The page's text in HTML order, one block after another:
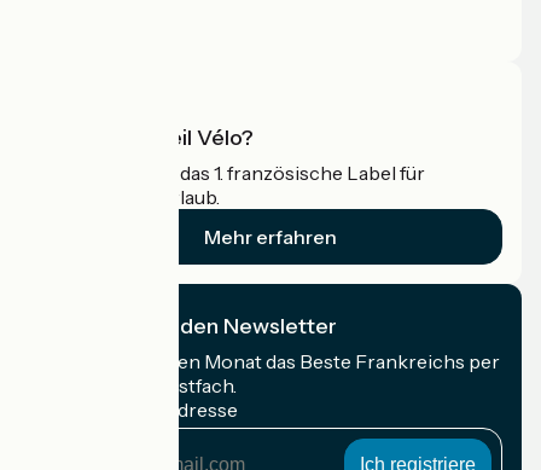
Was ist Accueil Vélo?
Accueil Vélo ist das 1. französische Label für
Radfahrer im Urlaub.
Mehr erfahren
Ich abonniere den Newsletter
Erhalten Sie jeden Monat das Beste Frankreichs per
Rad in Ihrem Postfach.
Meine E-Mail-Adresse